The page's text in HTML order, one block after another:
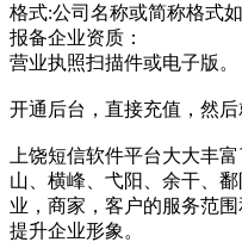
格式:公司名称或简称格式
报备企业资质：
营业执照扫描件或电子版。
开通后台，直接充值，然后
上饶短信软件平台大大丰
山、横峰、弋阳、余干、
业，商家，客户的服务范
提升企业形象。